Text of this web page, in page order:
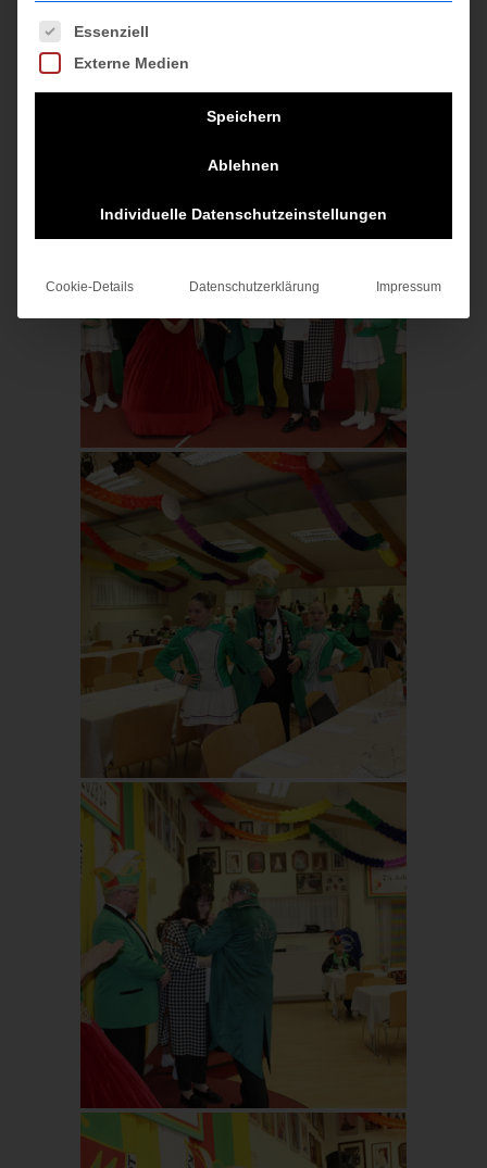
Es folgt eine Liste der Service-Gruppen, für die
Essenziell
Externe Medien
Speichern
Ablehnen
Individuelle Datenschutzeinstellungen
Cookie-Details Datenschutzerklärung Impressum